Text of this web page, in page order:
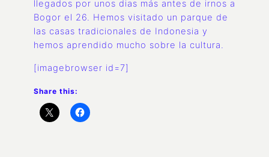
llegados por unos dias más antes de irnos a
Bogor el 26. Hemos visitado un parque de
las casas tradicionales de Indonesia y
hemos aprendido mucho sobre la cultura.
[imagebrowser id=7]
Share this: